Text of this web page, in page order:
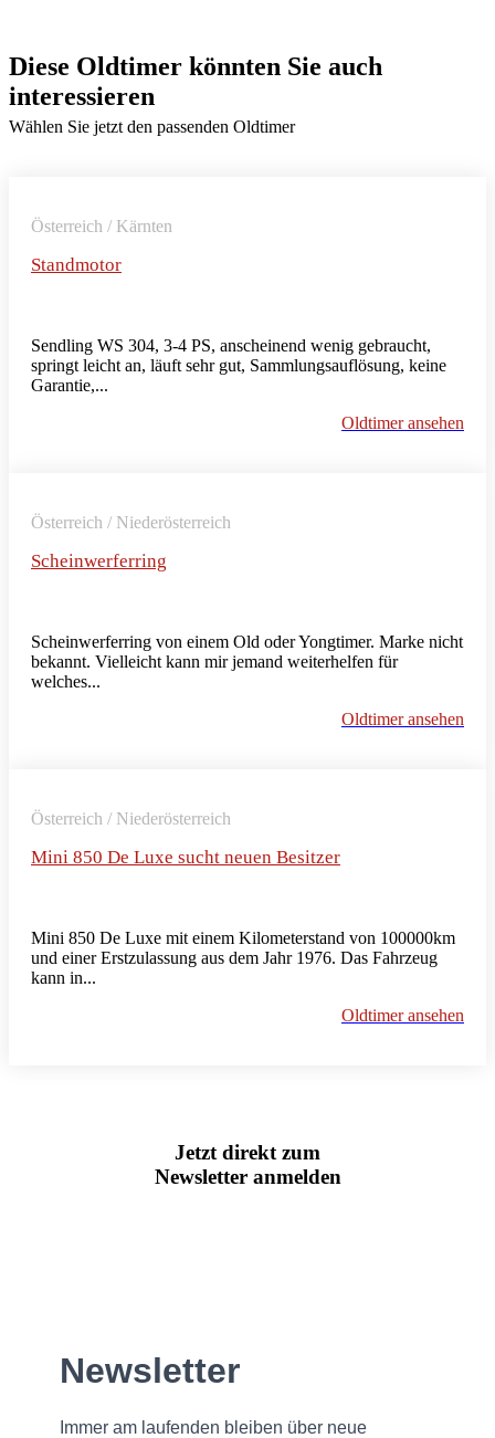
Diese Oldtimer könnten Sie auch
interessieren
Wählen Sie jetzt den passenden Oldtimer
Österreich / Kärnten
Standmotor
Sendling WS 304, 3-4 PS, anscheinend wenig gebraucht,
springt leicht an, läuft sehr gut, Sammlungsauflösung, keine
Garantie,...
Oldtimer ansehen
Österreich / Niederösterreich
Scheinwerferring
Scheinwerferring von einem Old oder Yongtimer. Marke nicht
bekannt. Vielleicht kann mir jemand weiterhelfen für
welches...
Oldtimer ansehen
Österreich / Niederösterreich
Mini 850 De Luxe sucht neuen Besitzer
Mini 850 De Luxe mit einem Kilometerstand von 100000km
und einer Erstzulassung aus dem Jahr 1976. Das Fahrzeug
kann in...
Oldtimer ansehen
Jetzt direkt zum
Newsletter anmelden